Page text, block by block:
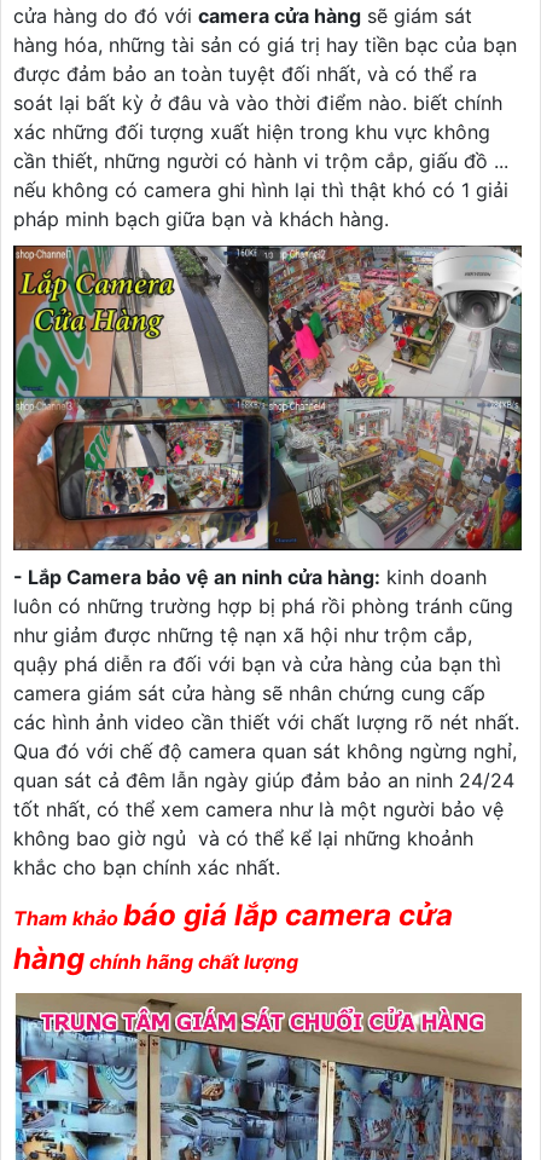
cửa hàng do đó với camera cửa hàng sẽ giám sát
hàng hóa, những tài sản có giá trị hay tiền bạc của bạn
được đảm bảo an toàn tuyệt đối nhất, và có thể ra
soát lại bất kỳ ở đâu và vào thời điểm nào. biết chính
xác những đối tượng xuất hiện trong khu vực không
cần thiết, những người có hành vi trộm cắp, giấu đồ ...
nếu không có camera ghi hình lại thì thật khó có 1 giải
pháp minh bạch giữa bạn và khách hàng.
- Lắp Camera bảo vệ an ninh cửa hàng: kinh doanh
luôn có những trường hợp bị phá rồi phòng tránh cũng
như giảm được những tệ nạn xã hội như trộm cắp,
quậy phá diễn ra đối với bạn và cửa hàng của bạn thì
camera giám sát cửa hàng sẽ nhân chứng cung cấp
các hình ảnh video cần thiết với chất lượng rõ nét nhất.
Qua đó với chế độ camera quan sát không ngừng nghỉ,
quan sát cả đêm lẫn ngày giúp đảm bảo an ninh 24/24
tốt nhất, có thể xem camera như là một người bảo vệ
không bao giờ ngủ và có thể kể lại những khoảnh
khắc cho bạn chính xác nhất.
Tham khảo báo giá lắp camera cửa
hàng chính hãng chất lượng